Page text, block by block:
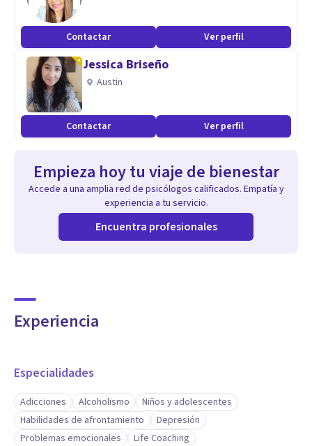
Contactar Ver perfil
Jessica Briseño
Austin
Contactar Ver perfil
Empieza hoy tu viaje de bienestar
Accede a una amplia red de psicólogos calificados. Empatía y
experiencia a tu servicio.
Encuentra profesionales
Experiencia
Especialidades
Adicciones Alcoholismo
Niños y adolescentes
Habilidades de afrontamiento
Depresión
Problemas emocionales
Life Coaching